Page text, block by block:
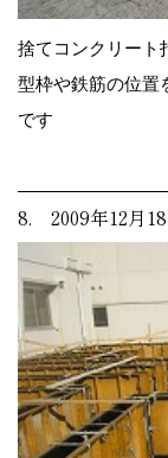
捨てコンクリート
型枠や鉄筋の位置
です
8. 2009年12月18